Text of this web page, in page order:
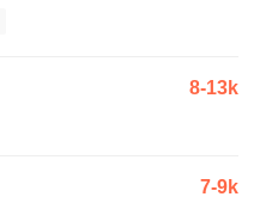
8-13k
7-9k